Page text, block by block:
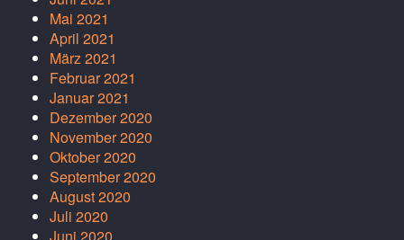
Mai 2021
April 2021
März 2021
Februar 2021
Januar 2021
Dezember 2020
November 2020
Oktober 2020
September 2020
August 2020
Juli 2020